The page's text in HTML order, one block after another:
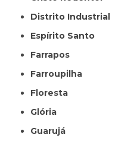
Distrito Industrial
Espírito Santo
Farrapos
Farroupilha
Floresta
Glória
Guarujá